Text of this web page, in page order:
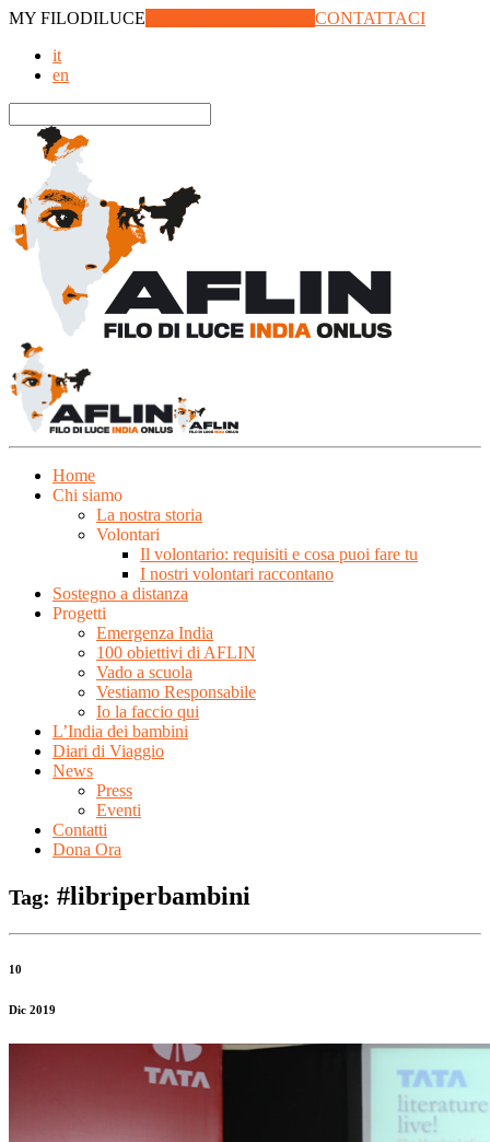
MY FILODILUCE
CONTATTACI
it
en
Home
Chi siamo
La nostra storia
Volontari
Il volontario: requisiti e cosa puoi fare tu
I nostri volontari raccontano
Sostegno a distanza
Progetti
Emergenza India
100 obiettivi di AFLIN
Vado a scuola
Vestiamo Responsabile
Io la faccio qui
L’India dei bambini
Diari di Viaggio
News
Press
Eventi
Contatti
Dona Ora
Tag: #libriperbambini
10
Dic 2019